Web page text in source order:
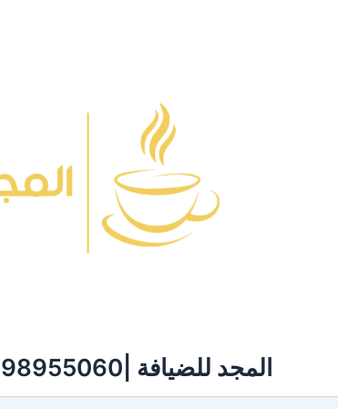
المجد للضيافة |98955060